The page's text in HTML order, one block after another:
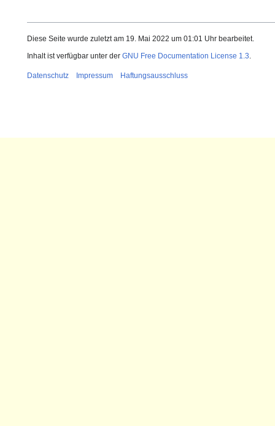
Diese Seite wurde zuletzt am 19. Mai 2022 um 01:01 Uhr bearbeitet.
Inhalt ist verfügbar unter der GNU Free Documentation License 1.3.
Datenschutz Impressum Haftungsausschluss